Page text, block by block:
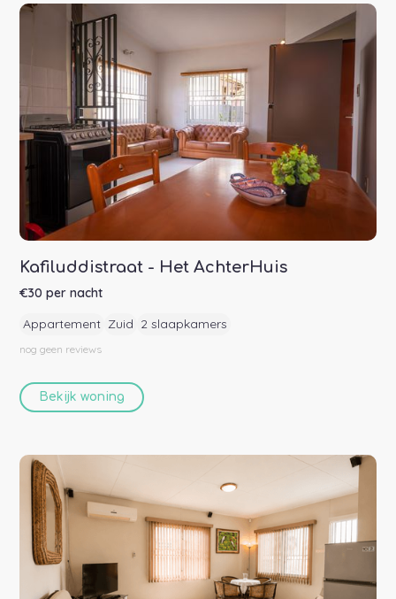
Kafiluddistraat - Het AchterHuis
€30 per nacht
Appartement Zuid 2 slaapkamers
nog geen reviews
Bekijk woning